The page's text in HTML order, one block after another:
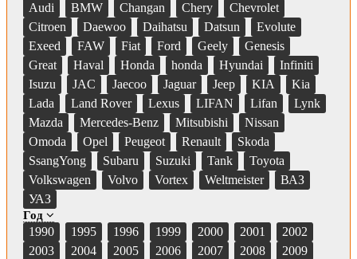
Audi BMW Changan Chery
Chevrolet
Citroen
Daewoo Daihatsu Datsun
Evolute
Exeed
FAW Fiat Ford Geely
Genesis
Great
Haval Honda honda Hyundai
Infiniti
Isuzu
JAC Jaecoo Jaguar Jeep KIA
Kia
Lada
Land Rover Lexus LIFAN Lifan
Lynk
Mazda
Mercedes-Benz Mitsubishi
Nissan
Omoda
Opel Peugeot Renault
Skoda
SsangYong
Subaru Suzuki Tank
Toyota
Volkswagen
Volvo Vortex Weltmeister
ВАЗ
УАЗ
Год
1990 1995 1996 1999 2000 2001
2002
2003
2004 2005 2006 2007 2008
2009